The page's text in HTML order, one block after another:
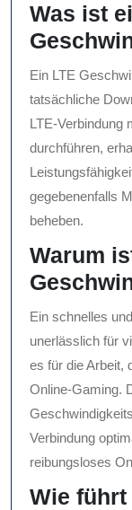
Was ist
Ein LTE
tatsächliche
LTE-Verbindung
durchführen,
gegebenenfalls
beheben.
Warum
Ein schnelles
unerlässlich für
es für die Arbeit,
Online-Gaming.
Verbindung
reibungsloses
Wie führt